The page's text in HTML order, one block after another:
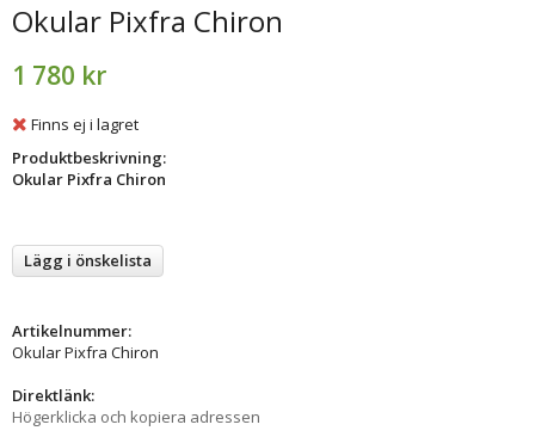
Okular Pixfra Chiron
1 780 kr
Finns ej i lagret
Produktbeskrivning:
Okular Pixfra Chiron
Lägg i önskelista
Artikelnummer:
Okular Pixfra Chiron
Direktlänk:
Högerklicka och kopiera adressen